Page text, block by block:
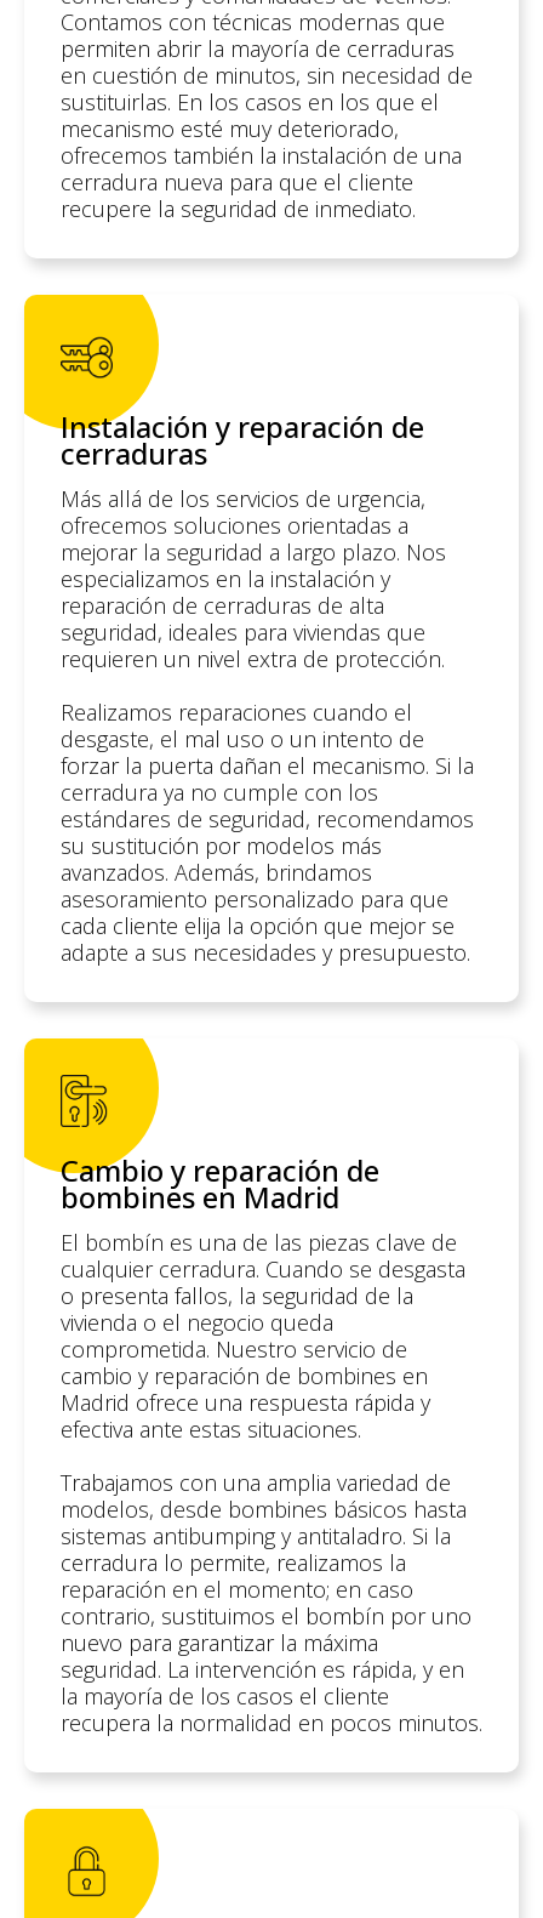
Contamos con técnicas modernas que
permiten abrir la mayoría de cerraduras
en cuestión de minutos, sin necesidad de
sustituirlas. En los casos en los que el
mecanismo esté muy deteriorado,
ofrecemos también la instalación de una
cerradura nueva para que el cliente
recupere la seguridad de inmediato.
Instalación y reparación de
cerraduras
Más allá de los servicios de urgencia,
ofrecemos soluciones orientadas a
mejorar la seguridad a largo plazo. Nos
especializamos en la instalación y
reparación de cerraduras de alta
seguridad, ideales para viviendas que
requieren un nivel extra de protección.
Realizamos reparaciones cuando el
desgaste, el mal uso o un intento de
forzar la puerta dañan el mecanismo. Si la
cerradura ya no cumple con los
estándares de seguridad, recomendamos
su sustitución por modelos más
avanzados. Además, brindamos
asesoramiento personalizado para que
cada cliente elija la opción que mejor se
adapte a sus necesidades y presupuesto.
Cambio y reparación de
bombines en Madrid
El bombín es una de las piezas clave de
cualquier cerradura. Cuando se desgasta
o presenta fallos, la seguridad de la
vivienda o el negocio queda
comprometida. Nuestro servicio de
cambio y reparación de bombines en
Madrid ofrece una respuesta rápida y
efectiva ante estas situaciones.
Trabajamos con una amplia variedad de
modelos, desde bombines básicos hasta
sistemas antibumping y antitaladro. Si la
cerradura lo permite, realizamos la
reparación en el momento; en caso
contrario, sustituimos el bombín por uno
nuevo para garantizar la máxima
seguridad. La intervención es rápida, y en
la mayoría de los casos el cliente
recupera la normalidad en pocos minutos.